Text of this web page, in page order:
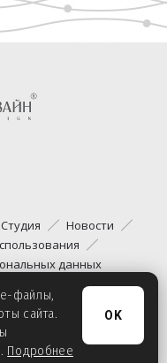
Студия
Новости
данных
файлы,
сайта.
Подробнее
OK